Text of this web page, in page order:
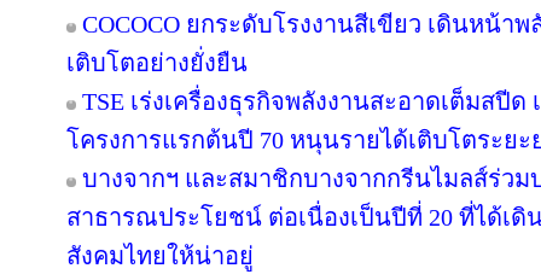
COCOCO ยกระดับโรงงานสีเขียว เดินหน้า
เติบโตอย่างยั่งยืน
TSE เร่งเครื่องธุรกิจพลังงานสะอาดเต็มสปีด
โครงการแรกต้นปี 70 หนุนรายได้เติบโตระยะ
บางจากฯ และสมาชิกบางจากกรีนไมลส์ร่วม
สาธารณประโยชน์ ต่อเนื่องเป็นปีที่ 20 ที่ได้เดิ
สังคมไทยให้น่าอยู่